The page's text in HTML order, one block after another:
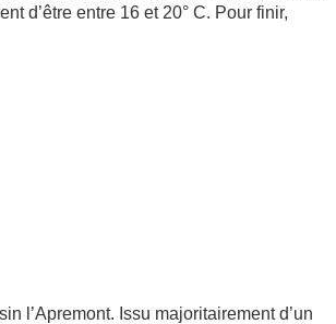
d’être entre 16 et 20° C. Pour finir,
l’Apremont. Issu majoritairement d’un